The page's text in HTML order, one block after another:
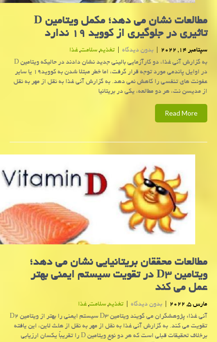
مطالعات نشان می دهد؛ مکمل ویتامین D
تاثیری در جلوگیری از کووید ۱۹ ندارد
سپتامبر 14, 2022 | بدون دیدگاه | تغذیه,سلامت,غذا
به گزارش آنی غذا، دو کارآزمایی بالینی جدید نشان دادند در حالیکه ویتامین D
در اوایل پاندمی مورد توجه قرار گرفت، اما خطر مبتلا شدن به کووید۱۹ یا سایر
عفونت های تنفسی را کاهش نمی دهد. به گزارش آنی غذا به نقل از مهر به نقل
از مدیسن نت، هر دو مطالعه، یکی در بریتانیا
Read More
مطالعات محققان بریتانیایی نشان می دهد؛
ویتامین D3 در تقویت سیستم ایمنی بهتر
عمل می کند
مارس 5, 2022 | بدون دیدگاه | تغذیه,سلامت,غذا
آنی غذا: پژوهشگران می گویند ویتامین D3 سیستم ایمنی را بهتر از ویتامین D2
تقویت می کند. به گزارش آنی غذا به نقل از مهر به نقل از هلث لاین، این یافته
برخلاف تحقیقات قبلی است که هر دو نوع ویتامین D را تقریباً یکسان ارزیابی